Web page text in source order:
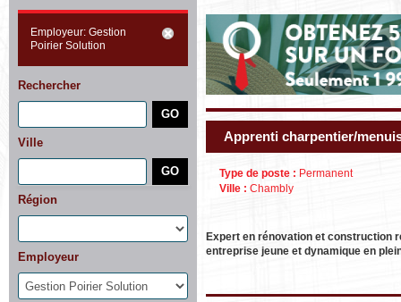
Employeur: Gestion
Poirier Solution
Rechercher
Ville
Région
Employeur
Apprenti charpentier/
Type de poste : Permanent
Ville : Chambly
Expert en rénovation et construction
entreprise jeune et dynamique en